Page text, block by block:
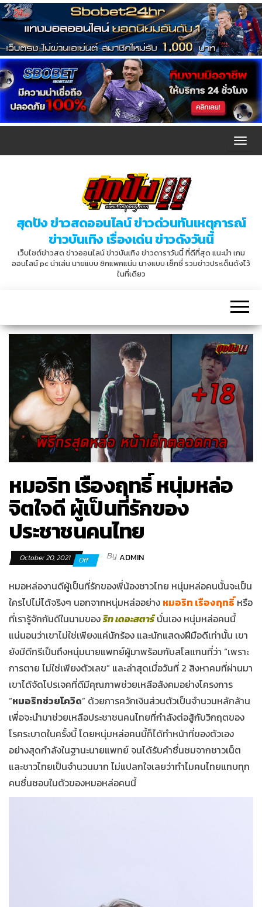
T
e
a
g
a
t
i
n
สุดปัง ข่าวสดออนไลน์ ข่าวด่วนทันเหตุการณ์
ข่าวบันเทิง เรื่องเด่น ข่าวดังวันนี้
เว็บไซต์ข่าวสด ข่าวออนไลน์ ข่าวบันเทิง ข่าวดาราวันนี้ ที่ดีที่สุด แนะนำ เกม
ออนไลน์ pc น่าเล่น นายแบบ ซิกแพคแน่น นางแบบ เซ็กซี่ รวมข่าวประเด็นดังไว้
ในที่เดียว
หมอริท เรืองฤทธิ์ หนุ่มหล่อ
จิตใจดี ผู้เป็นที่รักของ
ประชาชนคนไทย
October 20, 2021 Off ByADMIN
หมอหล่องานดีผู้เป็นที่รักของพี่น้องชาวไทย หนุ่มหล่อคนนั้นจะเป็น
ใครไปไม่ได้จริงๆ นอกจากหนุ่มหล่ออย่าง หมอริท เรืองฤทธิ์หรือ
ที่เรารู้จักกันดีในนามของริท เดอะสตาร์นั่นเอง หนุ่มหล่อคนนี้
แน่นอนว่าเขาไม่ใช่เพียงแค่นักร้อง และนักแสดงฝีมือดีเท่านั้น เขา
ยังมีดีกรีเป็นถึงหนุ่มนายแพทย์ผู้มาพร้อมกับสโลแกนที่ว่า “เพราะ
การตาย ไม่ใช่เพียงตัวเลข” และล่าสุดเมื่อวันที่ 2 สิงหาคมที่ผ่านมา
เขาได้จัดโปรเจคที่ดีมีคุณภาพช่วยเหลือสังคมอย่างโครงการ
“หมอริทช่วยโควิด” ด้วยการควักเงินส่วนตัวเป็นจำนวนหลักล้าน
เพื่อจะนำมาช่วยเหลือประชาชนคนไทยที่กำลังต่อสู้กับวิกฤตของ
โรคระบาดในครั้งนี้ โดยหนุ่มหล่อคนนี้ก็ได้ทำหน้าที่ของตัวเอง
อย่างสุดกำลังในฐานะนายแพทย์ จนได้รับคำชื่นชมจากชาวเน็ต
และชาวไทยเป็นจำนวนมาก ไม่แปลกใจเลยว่าทำไมคนไทยแทบทุก
คนชื่นชอบในตัวของหมอหล่อคนนี้